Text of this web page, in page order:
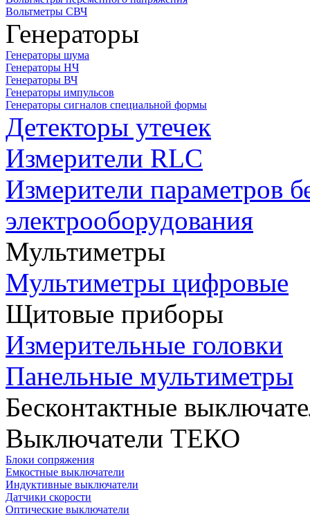
Вольтметры СВЧ
Генераторы
Генераторы шума
Генераторы НЧ
Генераторы ВЧ
Генераторы импульсов
Генераторы сигналов специальной формы
Детекторы утечек
Измерители RLC
Измерители параметров
электрооборудования
Мультиметры
Мультиметры цифровые
Щитовые приборы
Измерительные головки
Панельные мультиметры
Бесконтактные
Выключатели ТЕКО
Блоки сопряжения
Емкостные выключатели
Индуктивные выключатели
Датчики скорости
Оптические выключатели